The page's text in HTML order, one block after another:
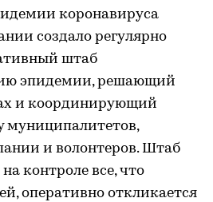
коронавируса
создало регулярно
штаб
эпидемии, решающий
и координирующий
муниципалитетов,
и волонтеров. Штаб
контроле все, что
оперативно откликается